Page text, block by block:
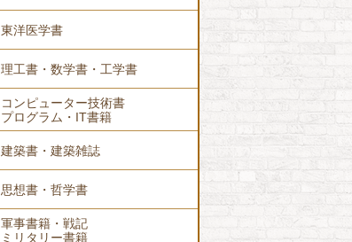
東洋医学書
理工書・数学書・工学書
コンピューター技術書
プログラム・IT書籍
建築書・建築雑誌
思想書・哲学書
軍事書籍・戦記
ミリタリー書籍